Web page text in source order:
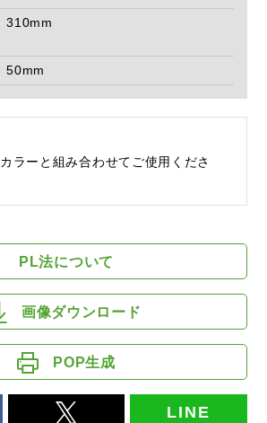
310mm
50mm
ラーと組み合わせてご使用くださ
PL法について
画像ダウンロード
POP生成
LINE